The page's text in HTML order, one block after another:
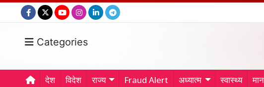
Categories
देश विदेश राज्य Fraud Alert अध्यात्म स्वास्थ्य